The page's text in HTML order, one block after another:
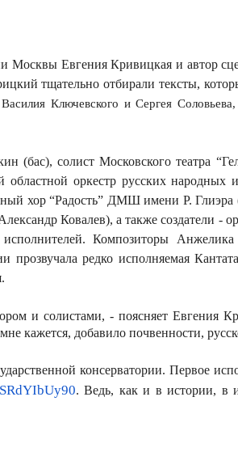
Москвы Евгения Кривицкая и автор
тщательно отбирали тексты,
Василия Ключевского и Сергея
(бас), солист Московского театра
оркестр русских народных
хор “Радость” ДМШ имени Р. Глиэра
Ковалев), а также создатели -
Композиторы
прозвучала редко исполняемая
и солистами, - поясняет Евгения
кажется, добавило почвенности,
консерватории. Первое
. Ведь, как и в истории, в